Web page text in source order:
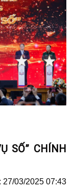
SỐ” CHÍNH
27/03/2025 07:43